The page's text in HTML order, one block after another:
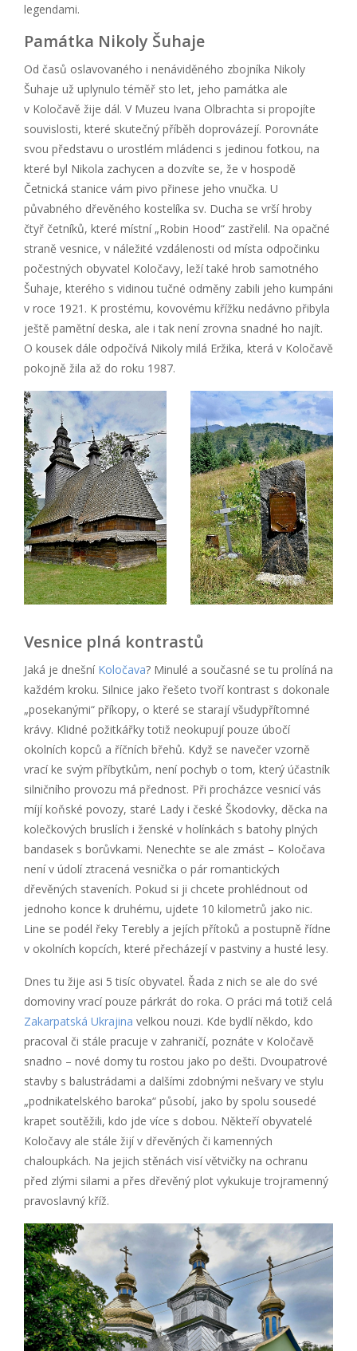
legendami.
Památka Nikoly Šuhaje
Od časů oslavovaného i nenáviděného zbojníka Nikoly
Šuhaje už uplynulo téměř sto let, jeho památka ale
v Koločavě žije dál. V Muzeu Ivana Olbrachta si propojíte
souvislosti, které skutečný příběh doprovázejí. Porovnáte
svou představu o urostlém mládenci s jedinou fotkou, na
které byl Nikola zachycen a dozvíte se, že v hospodě
Četnická stanice vám pivo přinese jeho vnučka. U
půvabného dřevěného kostelíka sv. Ducha se vrší hroby
čtyř četníků, které místní „Robin Hood“ zastřelil. Na opačné
straně vesnice, v náležité vzdálenosti od místa odpočinku
počestných obyvatel Koločavy, leží také hrob samotného
Šuhaje, kterého s vidinou tučné odměny zabili jeho kumpáni
v roce 1921. K prostému, kovovému křížku nedávno přibyla
ještě pamětní deska, ale i tak není zrovna snadné ho najít.
O kousek dále odpočívá Nikoly milá Eržika, která v Koločavě
pokojně žila až do roku 1987.
Vesnice plná kontrastů
Jaká je dnešní Koločava? Minulé a současné se tu prolíná na
každém kroku. Silnice jako řešeto tvoří kontrast s dokonale
„posekanými“ příkopy, o které se starají všudypřítomné
krávy. Klidné požitkářky totiž neokupují pouze úbočí
okolních kopců a říčních břehů. Když se navečer vzorně
vrací ke svým příbytkům, není pochyb o tom, který účastník
silničního provozu má přednost. Při procházce vesnicí vás
míjí koňské povozy, staré Lady i české Škodovky, děcka na
kolečkových bruslích i ženské v holínkách s batohy plných
bandasek s borůvkami. Nenechte se ale zmást – Koločava
není v údolí ztracená vesnička o pár romantických
dřevěných staveních. Pokud si ji chcete prohlédnout od
jednoho konce k druhému, ujdete 10 kilometrů jako nic.
Line se podél řeky Terebly a jejích přítoků a postupně řídne
v okolních kopcích, které přecházejí v pastviny a husté lesy.
Dnes tu žije asi 5 tisíc obyvatel. Řada z nich se ale do své
domoviny vrací pouze párkrát do roka. O práci má totiž celá
Zakarpatská Ukrajina velkou nouzi. Kde bydlí někdo, kdo
pracoval či stále pracuje v zahraničí, poznáte v Koločavě
snadno – nové domy tu rostou jako po dešti. Dvoupatrové
stavby s balustrádami a dalšími zdobnými nešvary ve stylu
„podnikatelského baroka“ působí, jako by spolu sousedé
krapet soutěžili, kdo jde více s dobou. Někteří obyvatelé
Koločavy ale stále žijí v dřevěných či kamenných
chaloupkách. Na jejich stěnách visí větvičky na ochranu
před zlými silami a přes dřevěný plot vykukuje trojramenný
pravoslavný kříž.